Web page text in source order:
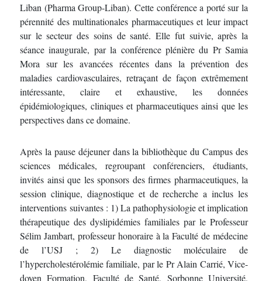
Liban (Pharma Group-Liban). Cette conférence a porté sur la
pérennité des multinationales pharmaceutiques et leur impact
sur le secteur des soins de santé. Elle fut suivie, après la
séance inaugurale, par la conférence plénière du Pr Samia
Mora sur les avancées récentes dans la prévention des
maladies cardiovasculaires, retraçant de façon extrêmement
intéressante, claire et exhaustive, les données
épidémiologiques, cliniques et pharmaceutiques ainsi que les
perspectives dans ce domaine.
Après la pause déjeuner dans la bibliothèque du Campus des
sciences médicales, regroupant conférenciers, étudiants,
invités ainsi que les sponsors des firmes pharmaceutiques, la
session clinique, diagnostique et de recherche a inclus les
interventions suivantes : 1) La pathophysiologie et implication
thérapeutique des dyslipidémies familiales par le Professeur
Sélim Jambart, professeur honoraire à la Faculté de médecine
de l’USJ ; 2) Le diagnostic moléculaire de
l’hypercholestérolémie familiale, par le Pr Alain Carrié, Vice-
doyen Formation, Faculté de Santé, Sorbonne Université,